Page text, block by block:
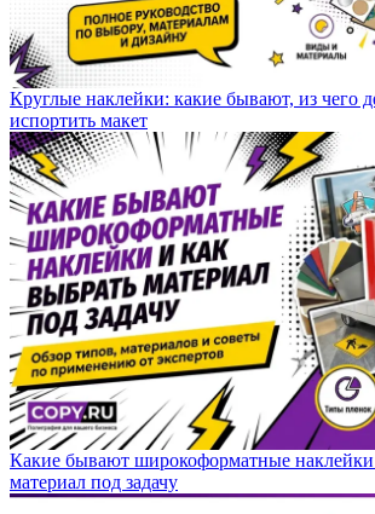
Круглые наклейки: какие бывают, из чего
испортить макет
Какие бывают широкоформатные наклейки
материал под задачу